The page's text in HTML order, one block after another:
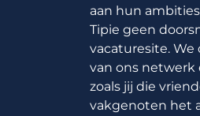
aan hun
Tipie geen
vacaturesite. We
van ons netwerk
zoals jij die
vakgenoten het